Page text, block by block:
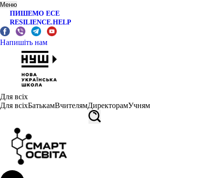
Меню
ПИШЕМО ЕСЕ
RESILIENCE.HELP
Напишіть нам
Для всіх
Для всіхБатькамВчителямДиректорамУчням